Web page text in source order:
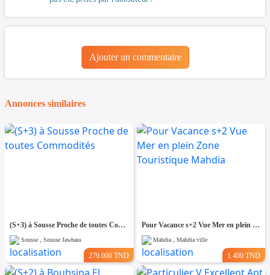
Ajouter un commentaire
Annonces similaires
(S+3) à Sousse Proche de toutes Commodités
Sousse , Sousse Jawhara
279.000 TND
Pour Vacance s+2 Vue Mer en plein Zone Touristique Mahdia
Mahdia , Mahdia ville
1.400 TND